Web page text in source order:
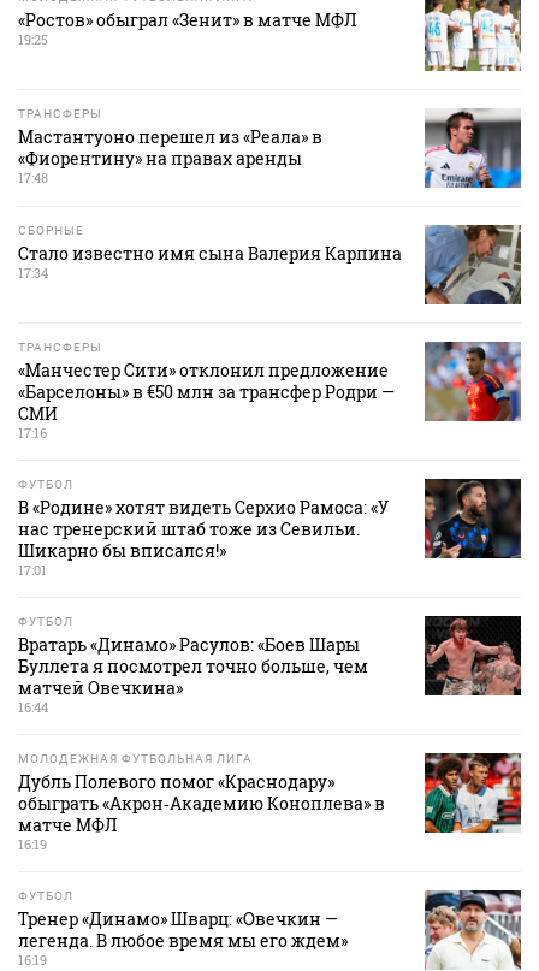
«Ростов» обыграл «Зенит» в матче МФЛ
19:25
ТРАНСФЕРЫ
Мастантуоно перешел из «Реала» в
«Фиорентину» на правах аренды
17:48
СБОРНЫЕ
Стало известно имя сына Валерия Карпина
17:34
ТРАНСФЕРЫ
«Манчестер Сити» отклонил предложение
«Барселоны» в €50 млн за трансфер Родри —
СМИ
17:16
ФУТБОЛ
В «Родине» хотят видеть Серхио Рамоса: «У
нас тренерский штаб тоже из Севильи.
Шикарно бы вписался!»
17:01
ФУТБОЛ
Вратарь «Динамо» Расулов: «Боев Шары
Буллета я посмотрел точно больше, чем
матчей Овечкина»
16:44
МОЛОДЕЖНАЯ ФУТБОЛЬНАЯ ЛИГА
Дубль Полевого помог «Краснодару»
обыграть «Акрон‑Академию Коноплева» в
матче МФЛ
16:19
ФУТБОЛ
Тренер «Динамо» Шварц: «Овечкин —
легенда. В любое время мы его ждем»
16:19